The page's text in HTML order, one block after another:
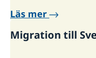
Läs mer
Migration till